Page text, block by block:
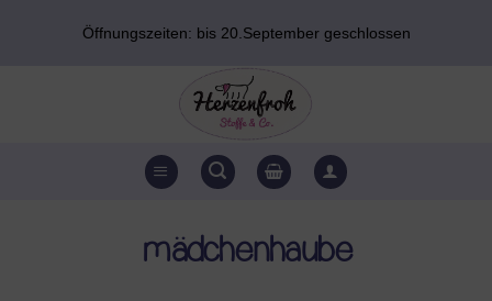
Öffnungszeiten: bis 20.September geschlossen
mädchenhaube